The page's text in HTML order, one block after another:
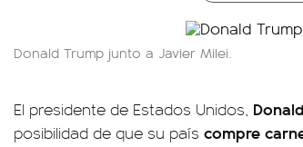
Donald Trump junto a Javier Milei.
El presidente de Estados Unidos,
posibilidad de que su país compre